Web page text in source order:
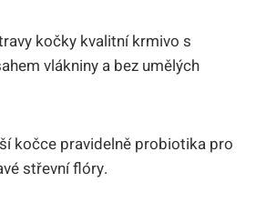
kočky kvalitní krmivo s
vlákniny a bez umělých
kočce pravidelně probiotika pro
střevní flóry.